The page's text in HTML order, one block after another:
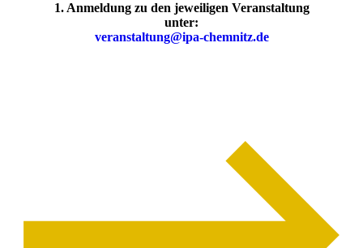
1. Anmeldung zu den jeweiligen Veranstaltung
unter:
veranstaltung@ipa-chemnitz.de